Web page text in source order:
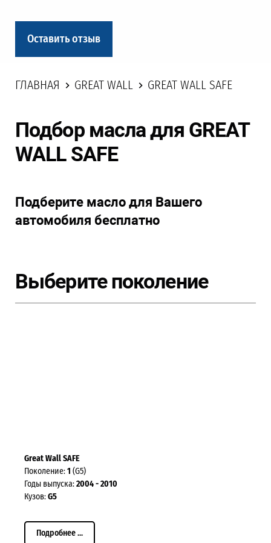
Оставить отзыв
ГЛАВНАЯ GREAT WALL GREAT WALL SAFE
Подбор масла для GREAT
WALL SAFE
Подберите масло для Вашего
автомобиля бесплатно
Выберите поколение
Great Wall SAFE
Поколение:1 (G5)
Годы выпуска:2004 - 2010
Кузов:G5
Подробнее ...